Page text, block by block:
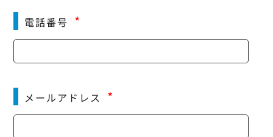
電話番号 *
メールアドレス *